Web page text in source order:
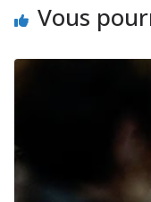
Vous